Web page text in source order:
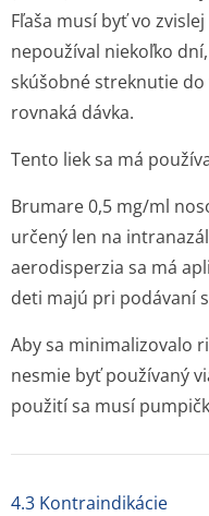
Fľaša musí byť vo
nepoužíval niekoľko
skúšobné streknutie do
rovnaká dávka.
Tento liek sa má
Brumare 0,5 mg/ml
určený len na
aerodisperzia sa má
deti majú pri podávaní
Aby sa minimalizovalo
nesmie byť používaný
použití sa musí
4.3 Kontraindikácie